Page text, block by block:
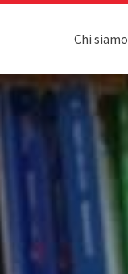
Chi siamo